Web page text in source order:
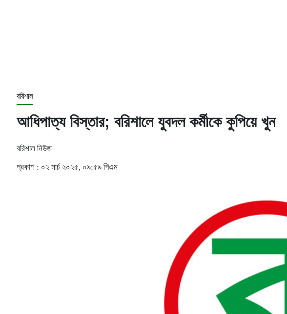
বরিশাল
আধিপাত্য বিস্তার; বরিশালে যুবদল কর্মীকে কুপিয়ে খুন
বরিশাল নিউজ
প্রকাশ : ০২ মার্চ ২০২৫, ০৯:৫৯ পিএম